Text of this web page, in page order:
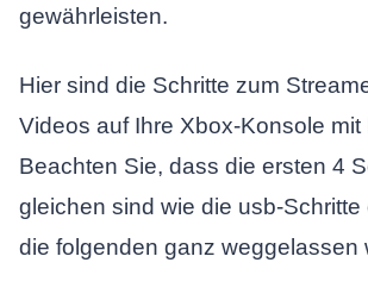
gewährleisten.
Hier sind die Schritte zum
Videos auf Ihre Xbox-Konsole mit
Beachten Sie, dass die ersten 4
gleichen sind wie die usb-
die folgenden ganz weggelassen